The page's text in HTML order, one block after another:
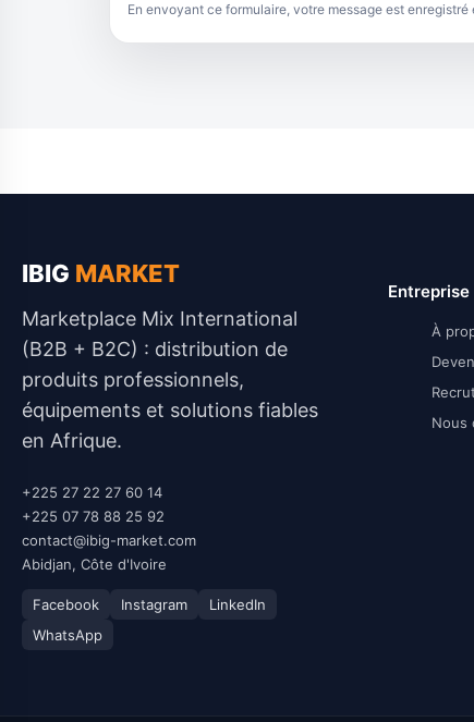
En envoyant ce formulaire, votre message est enregistré
IBIG MARKET
Marketplace Mix International
(B2B + B2C) : distribution de
produits professionnels,
équipements et solutions fiables
en Afrique.
+225 27 22 27 60 14
+225 07 78 88 25 92
contact@ibig-market.com
Abidjan, Côte d'Ivoire
Facebook Instagram
LinkedIn
WhatsApp
Entreprise
À
Nous